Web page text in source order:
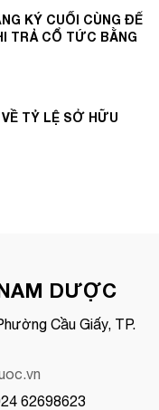
KÝ CUỐI CÙNG ĐỂ
TRẢ CỔ TỨC BẰNG
TỶ LỆ SỞ HỮU
DƯỢC
Cầu Giấy, TP.
62698623